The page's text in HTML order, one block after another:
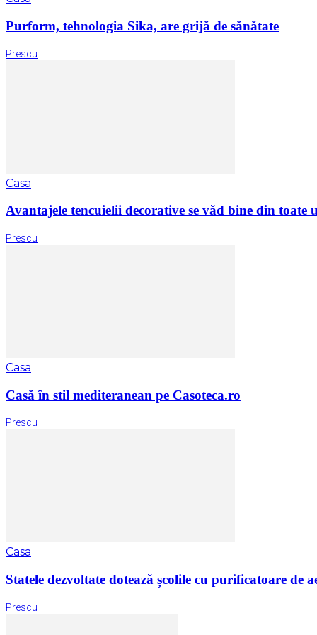
Purform, tehnologia Sika, are grijă de sănătate
Prescu
Casa
Avantajele tencuielii decorative se văd bine din toate
Prescu
Casa
Casă în stil mediteranean pe Casoteca.ro
Prescu
Casa
Statele dezvoltate dotează școlile cu purificatoare de
Prescu